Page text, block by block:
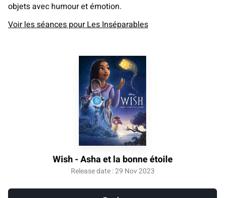
objets avec humour et émotion.
Voir les séances pour Les Inséparables
Wish - Asha et la bonne étoile
Release date : 29 Nov 2023